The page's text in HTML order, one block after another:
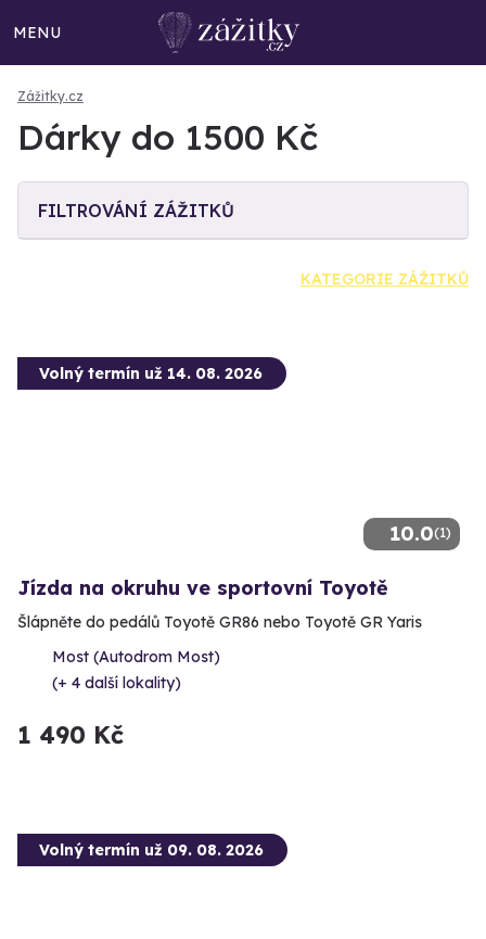
MENU
Zážitky.cz
Dárky do 1500 Kč
FILTROVÁNÍ ZÁŽITKŮ
KATEGORIE ZÁŽITKŮ
10.0(1)
Volný termín už 14. 08. 2026
Jízda na okruhu ve sportovní Toyotě
Šlápněte do pedálů Toyotě GR86 nebo Toyotě GR Yaris
Most (Autodrom Most)
(+ 4 další lokality)
1 490 Kč
Volný termín už 09. 08. 2026